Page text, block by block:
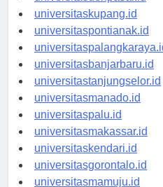
universitasdenpasar.id
universitaskupang.id
universitaspontianak.id
universitaspalangkaraya.id
universitasbanjarbaru.id
universitastanjungselor.id
universitasmanado.id
universitaspalu.id
universitasmakassar.id
universitaskendari.id
universitasgorontalo.id